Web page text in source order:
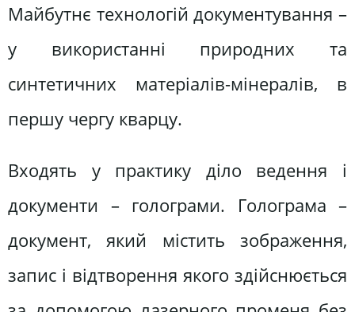
Майбутнє технологій документування –
у використанні природних та
синтетичних матеріалів-мінералів, в
першу чергу кварцу.
Входять у практику діло ведення і
документи – голограми. Голограма –
документ, який містить зображення,
запис і відтворення якого здійснюється